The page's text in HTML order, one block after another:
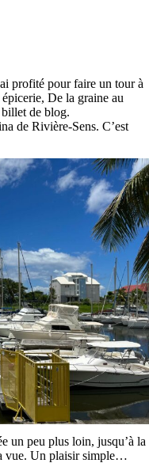
profité pour faire un tour à
De la graine au
de blog.
de Rivière-Sens. C’est
un peu plus loin, jusqu’à la
vue. Un plaisir simple…